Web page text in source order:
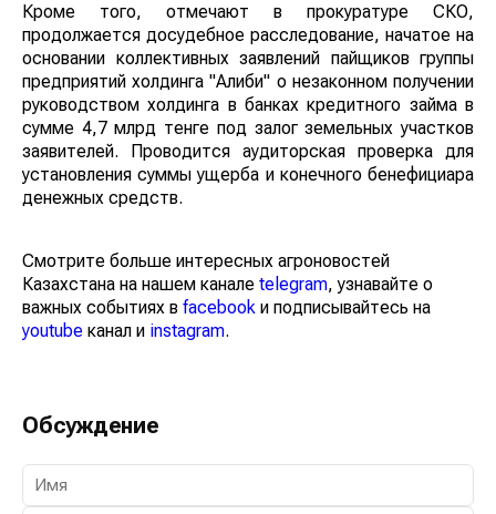
Кроме того, отмечают в прокуратуре СКО,
продолжается досудебное расследование, начатое на
основании коллективных заявлений пайщиков группы
предприятий холдинга "Алиби" о незаконном получении
руководством холдинга в банках кредитного займа в
сумме 4,7 млрд тенге под залог земельных участков
заявителей. Проводится аудиторская проверка для
установления суммы ущерба и конечного бенефициара
денежных средств.
Смотрите больше интересных агроновостей
Казахстана на нашем канале telegram, узнавайте о
важных событиях в facebook и подписывайтесь на
youtube канал и instagram.
Обсуждение